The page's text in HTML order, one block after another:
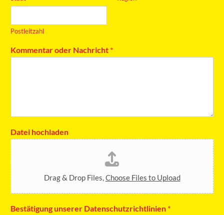
Postleitzahl
Kommentar oder Nachricht *
Datei hochladen
Drag & Drop Files,Choose Files to Upload
Bestätigung unserer Datenschutzrichtlinien *